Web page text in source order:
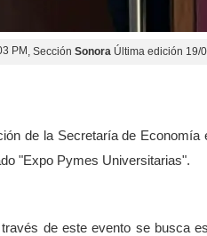
PM , Sección Sonora Última edición 19/
de la Secretaría de
"Expo Pymes Universitarias".
de este evento se busca